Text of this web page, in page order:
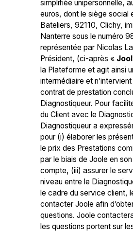
simplifiée unipersonnelle,
euros, dont le siège social
Bateliers, 92110, Clichy,
Nanterre sous le numéro
représentée par Nicolas
Président, (ci-après «
la Plateforme et agit ainsi
intermédiaire et
contrat de prestation
Diagnostiqueur. Pour
du Client avec le
Diagnostiqueur a
pour (i) élaborer les
le prix des Prestations
par le biais de Joole en
compte, (iii) assurer le
niveau entre le
le cadre du service client,
contacter Joole afin
questions. Joole
les questions portent sur